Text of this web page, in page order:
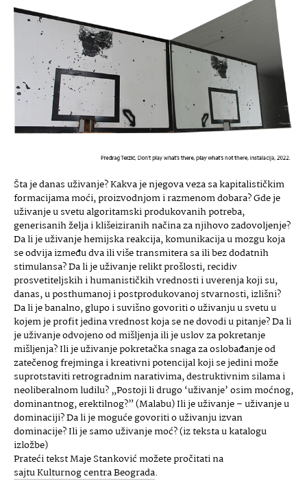
Šta je danas uživanje? Kakva je njegova veza sa kapitalističkim
formacijama moći, proizvodnjom i razmenom dobara? Gde je
uživanje u svetu algoritamski produkovanih potreba,
generisanih želja i klišeiziranih načina za njihovo zadovoljenje?
Da li je uživanje hemijska reakcija, komunikacija u mozgu koja
se odvija između dva ili više transmitera sa ili bez dodatnih
stimulansa? Da li je uživanje relikt prošlosti, recidiv
prosvetiteljskih i humanističkih vrednosti i uverenja koji su,
danas, u posthumanoj i postprodukovanoj stvarnosti, izlišni?
Da li je banalno, glupo i suvišno govoriti o uživanju u svetu u
kojem je profit jedina vrednost koja se ne dovodi u pitanje? Da li
je uživanje odvojeno od mišljenja ili je uslov za pokretanje
mišljenja? Ili je uživanje pokretačka snaga za oslobađanje od
zatečenog frejminga i kreativni potencijal koji se jedini može
suprotstaviti retrogradnim narativima, destruktivnim silama i
neoliberalnom ludilu? „Postoji li drugo ‘uživanje’ osim moćnog,
dominantnog, erektilnog?” (Malabu) Ili je uživanje – uživanje u
dominaciji? Da li je moguće govoriti o uživanju izvan
dominacije? Ili je samo uživanje moć? (iz teksta u katalogu
izložbe)
Prateći tekst Maje Stanković možete pročitati na
sajtu Kulturnog centra Beograda.